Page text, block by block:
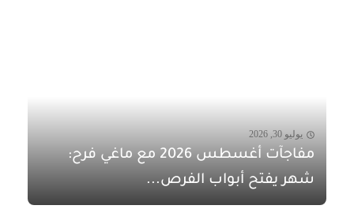
يوليو 30, 2026
مفاجآت أغسطس 2026 مع ماغي فرح:
شهر يفتح أبواب الفرص...